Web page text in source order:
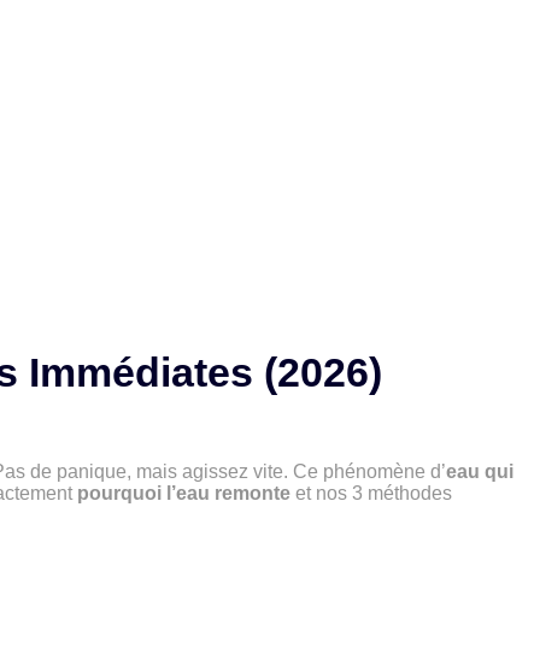
Immédiates (2026)
de panique, mais agissez vite. Ce phénomène d’eau qui
pourquoi l’eau remonte et nos 3 méthodes